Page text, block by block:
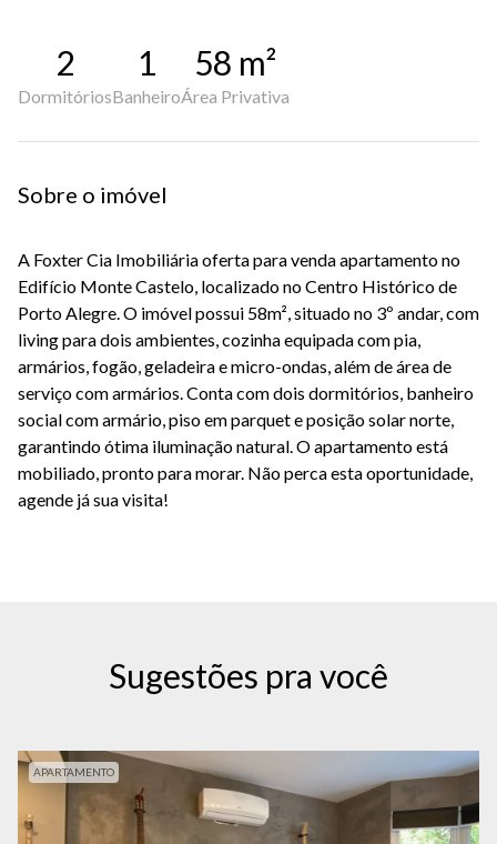
2
Dormitórios
1
Banheiro
58 m²
Área Privativa
Sobre o imóvel
A Foxter Cia Imobiliária oferta para venda apartamento no
Edifício Monte Castelo, localizado no Centro Histórico de
Porto Alegre. O imóvel possui 58m², situado no 3º andar, com
living para dois ambientes, cozinha equipada com pia,
armários, fogão, geladeira e micro-ondas, além de área de
serviço com armários. Conta com dois dormitórios, banheiro
social com armário, piso em parquet e posição solar norte,
garantindo ótima iluminação natural. O apartamento está
mobiliado, pronto para morar. Não perca esta oportunidade,
agende já sua visita!
Sugestões pra você
APARTAMENTO